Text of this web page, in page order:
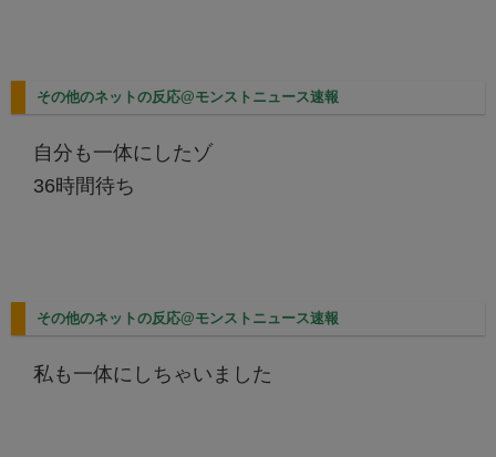
その他のネットの反応@モンストニュース速報
自分も一体にしたゾ
36時間待ち
その他のネットの反応@モンストニュース速報
私も一体にしちゃいました